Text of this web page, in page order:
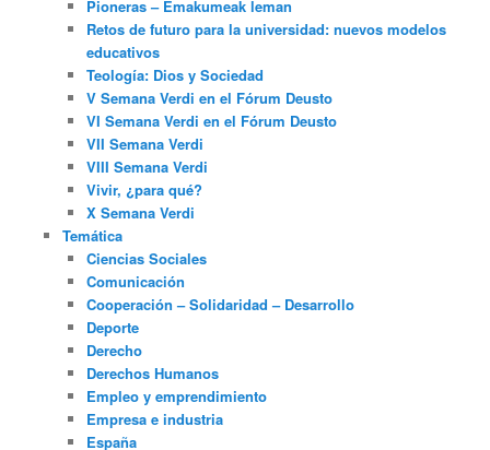
Pioneras – Emakumeak leman
Retos de futuro para la universidad: nuevos modelos
educativos
Teología: Dios y Sociedad
V Semana Verdi en el Fórum Deusto
VI Semana Verdi en el Fórum Deusto
VII Semana Verdi
VIII Semana Verdi
Vivir, ¿para qué?
X Semana Verdi
Temática
Ciencias Sociales
Comunicación
Cooperación – Solidaridad – Desarrollo
Deporte
Derecho
Derechos Humanos
Empleo y emprendimiento
Empresa e industria
España